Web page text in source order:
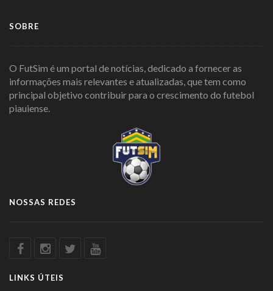
SOBRE
O FutSim é um portal de notícias, dedicado a fornecer as
informações mais relevantes e atualizadas, que tem como
principal objetivo contribuir para o crescimento do futebol
piauiense.
NOSSAS REDES
LINKS ÚTEIS